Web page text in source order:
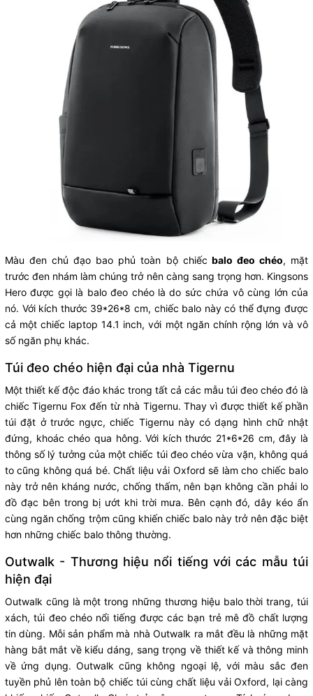
Màu đen chủ đạo bao phủ toàn bộ chiếc balo đeo chéo, mặt
trước đen nhám làm chúng trở nên càng sang trọng hơn. Kingsons
Hero được gọi là balo đeo chéo là do sức chứa vô cùng lớn của
nó. Với kích thước 39*26*8 cm, chiếc balo này có thể đựng được
cả một chiếc laptop 14.1 inch, với một ngăn chính rộng lớn và vô
số ngăn phụ khác.
Túi đeo chéo hiện đại của nhà Tigernu
Một thiết kế độc đáo khác trong tất cả các mẫu túi đeo chéo đó là
chiếc Tigernu Fox đến từ nhà Tigernu. Thay vì được thiết kế phần
túi đặt ở trước ngực, chiếc Tigernu này có dạng hình chữ nhật
đứng, khoác chéo qua hông. Với kích thước 21*6*26 cm, đây là
thông số lý tưởng của một chiếc túi đeo chéo vừa vặn, không quá
to cũng không quá bé. Chất liệu vải Oxford sẽ làm cho chiếc balo
này trở nên kháng nước, chống thấm, nên bạn không cần phải lo
đồ đạc bên trong bị ướt khi trời mưa. Bên cạnh đó, dây kéo ẩn
cùng ngăn chống trộm cũng khiến chiếc balo này trở nên đặc biệt
hơn những chiếc balo thông thường.
Outwalk - Thương hiệu nổi tiếng với các mẫu túi
hiện đại
Outwalk cũng là một trong những thương hiệu balo thời trang, túi
xách, túi đeo chéo nổi tiếng được các bạn trẻ mê đồ chất lượng
tin dùng. Mỗi sản phẩm mà nhà Outwalk ra mắt đều là những mặt
hàng bắt mắt về kiểu dáng, sang trọng về thiết kế và thông minh
về ứng dụng. Outwalk cũng không ngoại lệ, với màu sắc đen
tuyền phủ lên toàn bộ chiếc túi cùng chất liệu vải Oxford, lại càng